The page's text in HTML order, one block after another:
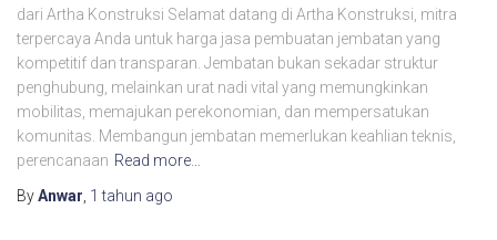
dari Artha Konstruksi Selamat datang di Artha Konstruksi, mitra
terpercaya Anda untuk harga jasa pembuatan jembatan yang
kompetitif dan transparan. Jembatan bukan sekadar struktur
penghubung, melainkan urat nadi vital yang memungkinkan
mobilitas, memajukan perekonomian, dan mempersatukan
komunitas. Membangun jembatan memerlukan keahlian teknis,
perencanaan Read more…
ByAnwar 1 tahun ago